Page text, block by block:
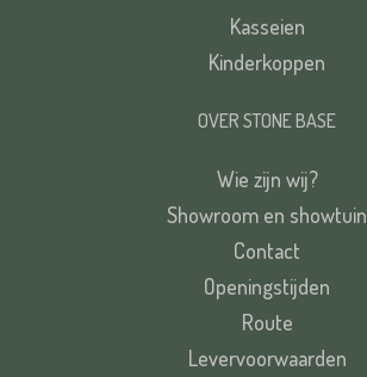
Kasseien
Kinderkoppen
OVER STONE BASE
Wie zijn wij?
Showroom en showtuin
Contact
Openingstijden
Route
Levervoorwaarden